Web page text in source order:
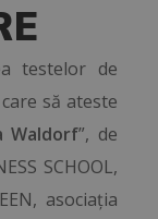
testelor de
să ateste
Waldorf”, de
SCHOOL,
asociația